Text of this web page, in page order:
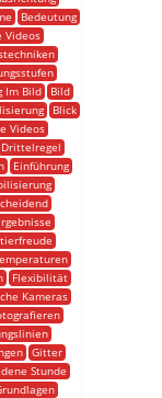
Bedeutung
Videos
Im Bild
Bild
Blick
Videos
Drittelregel
Einführung
Flexibilität
Kameras
Gitter
Stunde